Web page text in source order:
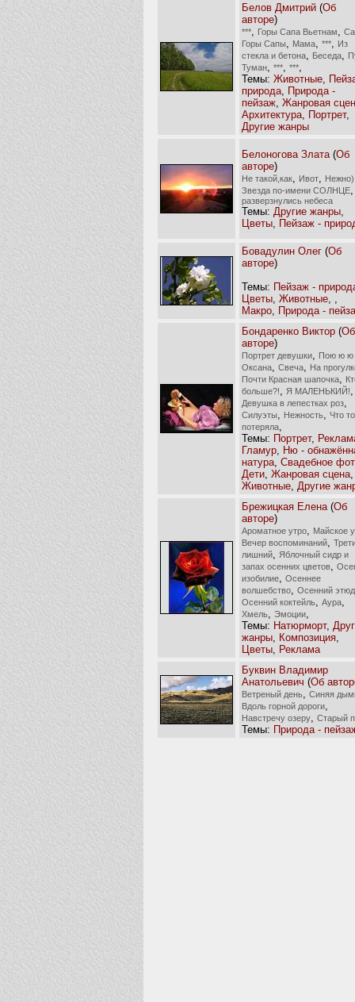
Белов Дмитрий (Об
авторе)
*** Горы Сапа Вьетнам
Горы Сапы
Мама ***
Из
стекла и бетона
Беседа
Туман
*** ***
Темы: Животные
природа
Природа -
пейзаж Жанровая
Архитектура
Портрет,
Другие жанры
Белоногова Злата (Об
авторе)
Не такой,как Ивот Нежно)
Звезда по-имени СОЛНЦЕ
разверзнулись небеса
Темы: Другие жанры
Цветы
Пейзаж -
Бовадулин Олег (Об
авторе)
Темы: Пейзаж -
Цветы Животные
Макро
Природа -
Бондаренко Виктор (Об
авторе)
Портрет девушки
Пою ю ю
Оксана
Свеча
На
Почти Красная шапочка
больше?!
Я МАЛЕНЬКИЙ!
Девушка в лепестках роз
Силуэты Нежность
Что то
потеряла
Темы: Портрет,
Гламур
Ню -
натура Свадебное
Дети Жанровая сцена
Животные Другие
Брежицкая Елена (Об
авторе)
Ароматное утро
Майское
Вечер воспоминаний
лишний
Яблочный сидр и
запах осенних цветов
изобилие
Осеннее
волшебство
Осенний этюд
Осенний коктейль
Аура
Хмель Эмоции
Темы: Натюрморт,
жанры
Композиция
Цветы
Реклама
Буквин Владимир
Анатольевич (Об
Ветреный день
Синяя
Вдоль горной дороги
Навстречу озеру Старый
Темы: Природа -